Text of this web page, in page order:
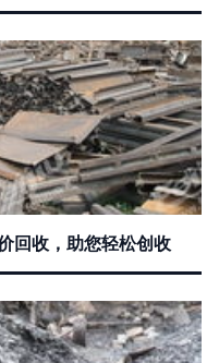
回收，助您轻松创收